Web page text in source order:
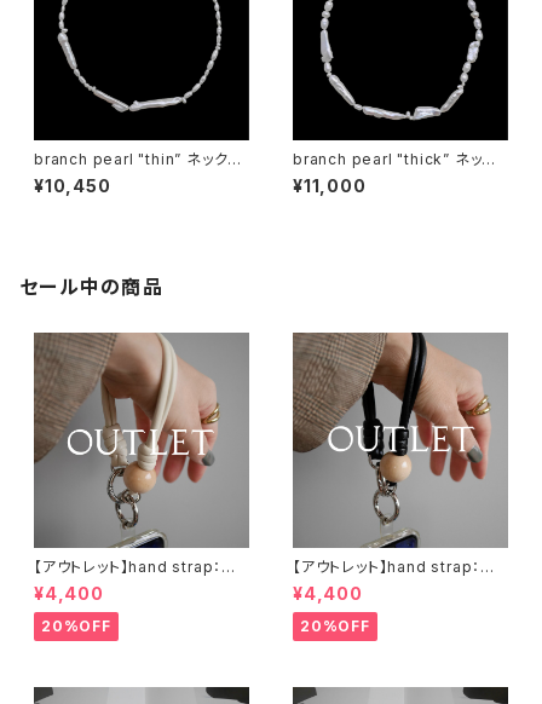
branch pearl "thin” ネックレ
ス
¥10,450
branch pearl "thick” ネック
レス
¥11,000
セール中の商品
【アウトレット】hand strap：ウッ
ド（M)× 1 ナチュラル / アイボリ
ー
¥4,400
20%OFF
【アウトレット】hand strap：ウッ
ド（M)× 1 ナチュラル / ブラック
¥4,400
20%OFF